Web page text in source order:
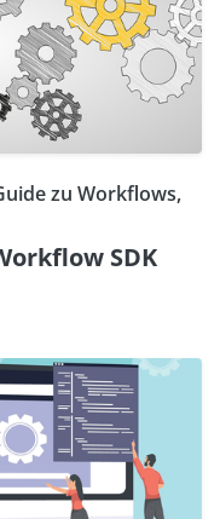
zu Workflows,
SDK